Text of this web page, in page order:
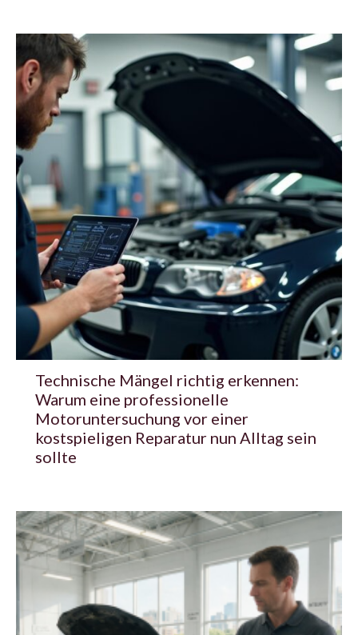
Technische Mängel richtig erkennen:
Warum eine professionelle
Motoruntersuchung vor einer
kostspieligen Reparatur nun Alltag sein
sollte